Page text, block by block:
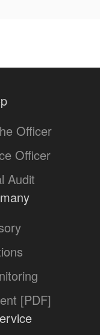
Officer
Officer
Audit
[PDF]